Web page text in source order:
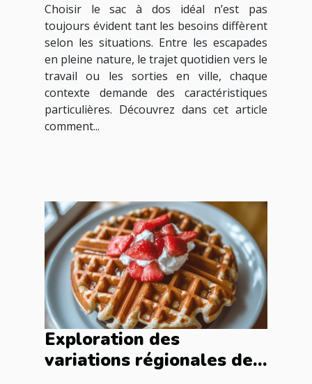
Choisir le sac à dos idéal n’est pas
toujours évident tant les besoins diffèrent
selon les situations. Entre les escapades
en pleine nature, le trajet quotidien vers le
travail ou les sorties en ville, chaque
contexte demande des caractéristiques
particulières. Découvrez dans cet article
comment...
Exploration des
variations régionales des